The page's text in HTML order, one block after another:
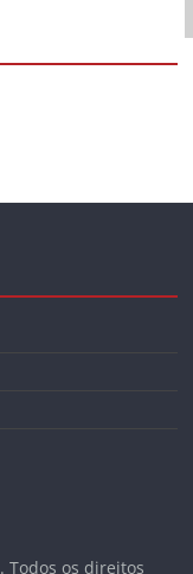
. Todos os direitos